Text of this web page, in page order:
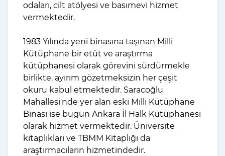
odaları, cilt atölyesi ve basımevi hizmet
vermektedir.
1983 Yılında yeni binasına taşınan Milli
Kütüphane bir etüt ve araştırma
kütüphanesi olarak görevini sürdürmekle
birlikte, ayırım gözetmeksizin her çeşit
okuru kabul etmektedir. Saracoğlu
Mahallesi'nde yer alan eski Milli Kütüphane
Binası ise bugün Ankara İl Halk Kütüphanesi
olarak hizmet vermektedir. Üniversite
kitaplıkları ve TBMM Kitaplığı da
araştırmacıların hizmetindedir.